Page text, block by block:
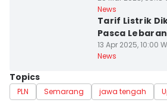
News
Tarif Listrik
Pasca
13 Apr 2025, 10:00
News
Topics
PLN Semarang jawa tengah